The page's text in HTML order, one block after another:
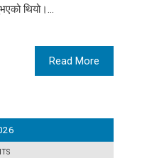
थियो।…
Read More